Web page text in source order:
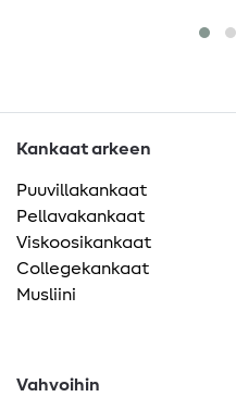
Kankaat arkeen
Puuvillakankaat
Pellavakankaat
Viskoosikankaat
Collegekankaat
Musliini
Vahvoihin